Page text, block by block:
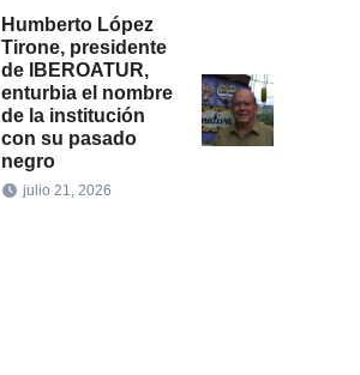
Humberto López
Tirone, presidente
de IBEROATUR,
enturbia el nombre
de la institución
con su pasado
negro
julio 21, 2026